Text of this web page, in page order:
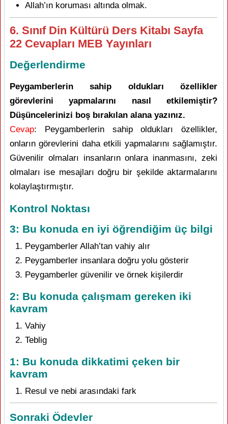
Allah’ın koruması altında olmak.
6. Sınıf Din Kültürü Ders Kitabı Sayfa
22 Cevapları MEB Yayınları
Değerlendirme
Peygamberlerin sahip oldukları özellikler
görevlerini yapmalarını nasıl etkilemiştir?
Düşüncelerinizi boş bırakılan alana yazınız.
Cevap: Peygamberlerin sahip oldukları özellikler,
onların görevlerini daha etkili yapmalarını sağlamıştır.
Güvenilir olmaları insanların onlara inanmasını, zeki
olmaları ise mesajları doğru bir şekilde aktarmalarını
kolaylaştırmıştır.
Kontrol Noktası
3: Bu konuda en iyi öğrendiğim üç bilgi
Peygamberler Allah’tan vahiy alır
Peygamberler insanlara doğru yolu gösterir
Peygamberler güvenilir ve örnek kişilerdir
2: Bu konuda çalışmam gereken iki
kavram
Vahiy
Teblig
1: Bu konuda dikkatimi çeken bir
kavram
Resul ve nebi arasındaki fark
Sonraki Ödevler